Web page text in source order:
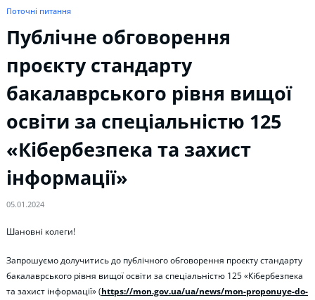
Поточні питання
Публічне обговорення
проєкту стандарту
бакалаврського рівня вищої
освіти за спеціальністю 125
«Кібербезпека та захист
інформації»
05.01.2024
Шановні колеги!
Запрошуємо долучитись до публічного обговорення проєкту стандарту
бакалаврського рівня вищої освіти за спеціальністю 125 «Кібербезпека
та захист інформації» (https://mon.gov.ua/ua/news/mon-proponuye-do-